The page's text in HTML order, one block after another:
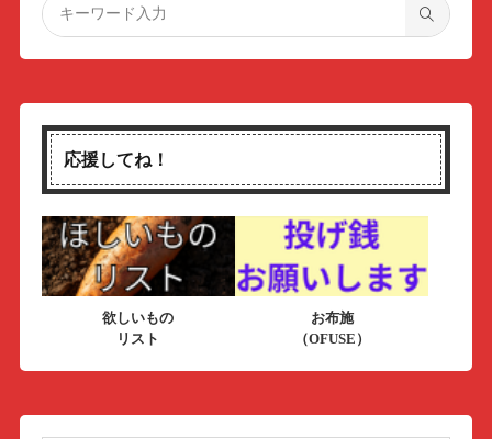
応援してね！
欲しいもの
リスト
お布施
（OFUSE）